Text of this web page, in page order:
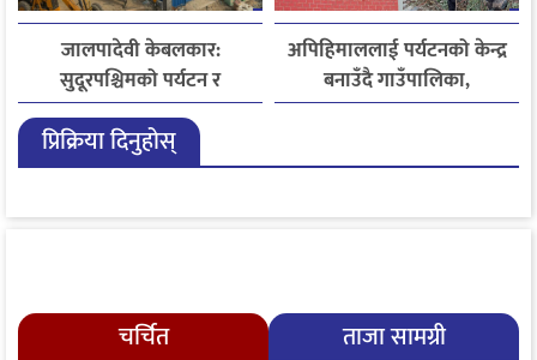
जालपादेवी केबलकार:
सुदूरपश्चिमको पर्यटन र
समृद्धिको नयाँ आधार
अपिहिमाललाई पर्यटनको केन्द्र
बनाउँदै गाउँपालिका,
बहुआयामिक पर्यटन विकासमा
प्रिक्रिया दिनुहोस्
चर्चित ताजा सामग्री